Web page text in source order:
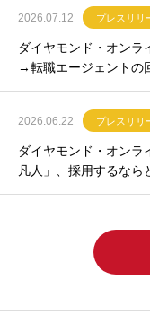
2026.07.12 プレスリリ
ダイヤモンド・オンラ
→転職エージェントの
2026.06.22 プレスリリ
ダイヤモンド・オンラ
凡人」、採用するなら